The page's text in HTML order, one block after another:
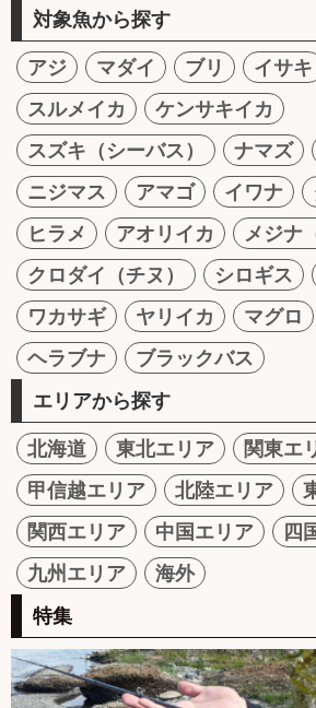
対象魚から探す
アジ マダイ ブリ イサキ
スルメイカ
ケンサキイカ
スズキ（シーバス）
ナマズ
ニジマス
アマゴ イワナ
ヒラメ
アオリイカ
メジナ
クロダイ（チヌ）
シロギス
ワカサギ
ヤリイカ マグロ
ヘラブナ
ブラックバス
エリアから探す
北海道 東北エリア
関東エ
甲信越エリア
北陸エリア
関西エリア
中国エリア
四
九州エリア
海外
特集